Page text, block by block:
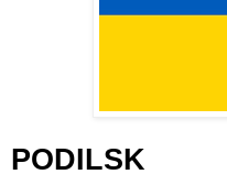
PODILSK